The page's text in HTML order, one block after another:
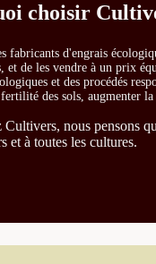
choisir
fabricants d'engrais
et de les vendre à un prix
et des procédés
des sols, augmenter
Cultivers, nous pensons
et à toutes les cultures.